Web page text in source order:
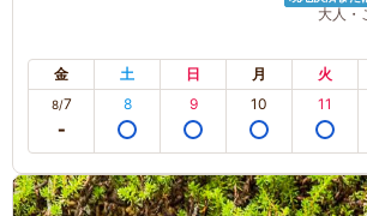
大人・
金 土 日 月 火
8/7 8 9 10 11